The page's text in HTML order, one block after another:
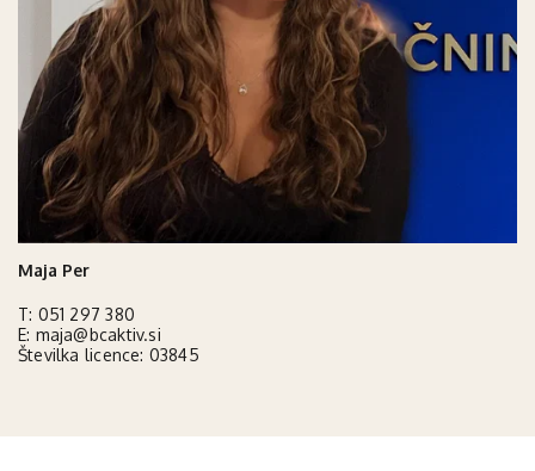
Maja Per
T: 051 297 380
E: maja@bcaktiv.si
Številka licence: 03845